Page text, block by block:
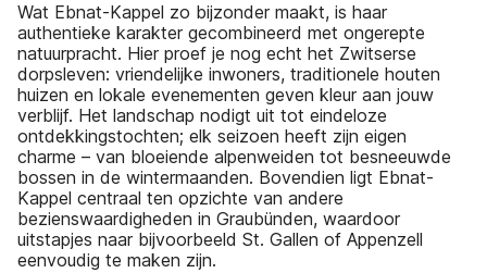
Wat Ebnat-Kappel zo bijzonder maakt, is haar
authentieke karakter gecombineerd met ongerepte
natuurpracht. Hier proef je nog echt het Zwitserse
dorpsleven: vriendelijke inwoners, traditionele houten
huizen en lokale evenementen geven kleur aan jouw
verblijf. Het landschap nodigt uit tot eindeloze
ontdekkingstochten; elk seizoen heeft zijn eigen
charme – van bloeiende alpenweiden tot besneeuwde
bossen in de wintermaanden. Bovendien ligt Ebnat-
Kappel centraal ten opzichte van andere
bezienswaardigheden in Graubünden, waardoor
uitstapjes naar bijvoorbeeld St. Gallen of Appenzell
eenvoudig te maken zijn.